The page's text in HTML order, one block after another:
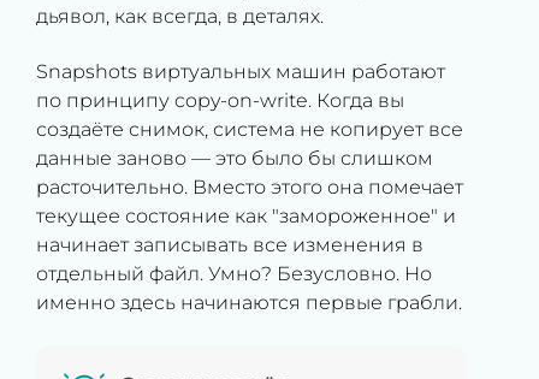
дьявол, как всегда, в деталях.
Snapshots виртуальных машин работают
по принципу copy-on-write. Когда вы
создаёте снимок, система не копирует все
данные заново — это было бы слишком
расточительно. Вместо этого она помечает
текущее состояние как "замороженное" и
начинает записывать все изменения в
отдельный файл. Умно? Безусловно. Но
именно здесь начинаются первые грабли.